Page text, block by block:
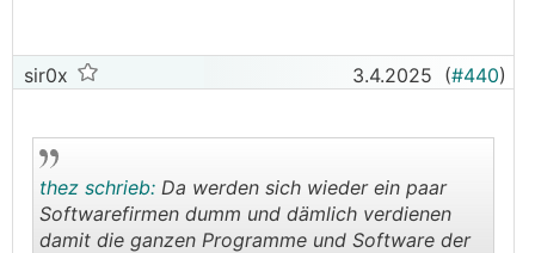
sir0x 3.4.2025 (#440)
thez schrieb: Da werden sich wieder ein paar
Softwarefirmen dumm und dämlich verdienen
damit die ganzen Programme und Software der